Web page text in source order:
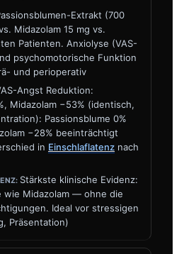
Extrakt (700
Midazolam 15 mg vs.
Patienten. Anxiolyse (VAS-
psychomotorische Funktion
und perioperativ
Angst Reduktion:
Midazolam −53% (identisch,
Passionsblume 0%
−28% beeinträchtigt
in Einschlaflatenz nach
Stärkste klinische Evidenz:
wie Midazolam — ohne die
Ideal vor stressigen
Präsentation)